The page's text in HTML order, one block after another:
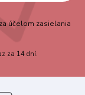
účelom zasielania
za 14 dní.